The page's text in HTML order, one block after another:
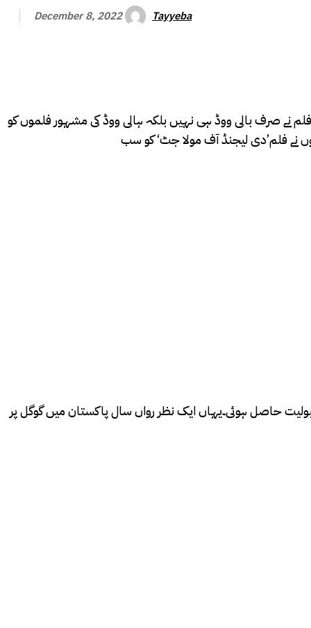
December 8, 2022 Tayyeba
فلم نے صرف بالی ووڈ ہی نہیں بلکہ ہالی ووڈ کی مشہور فلموں کو
نے فلم’دی لیجنڈ آف مولا جٹ‘ کو سب
حاصل ہوئی۔یہاں ایک نظر رواں سال پاکستان میں گوگل پر